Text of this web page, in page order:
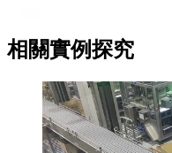
相關實例探究